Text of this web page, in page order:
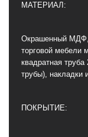
МАТЕРИАЛ:
Окрашенный
торговой мебели
квадратная
трубы), накладки
ПОКРЫТИЕ: